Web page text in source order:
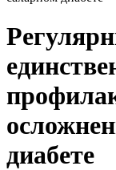
диабете